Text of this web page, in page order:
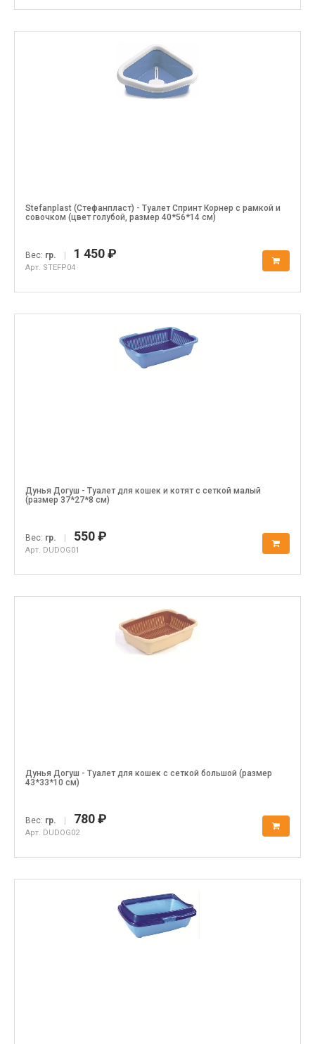
Stefanplast (Стефанпласт) - Туалет Спринт Корнер с рамкой и
совочком (цвет голубой, размер 40*56*14 см)
Вес: гр. | 1 450 ₽
Арт. STEFP04
Дунья Догуш - Туалет для кошек и котят с сеткой малый
(размер 37*27*8 см)
Вес: гр. | 550 ₽
Арт. DUDOG01
Дунья Догуш - Туалет для кошек с сеткой большой (размер
43*33*10 см)
Вес: гр. | 780 ₽
Арт. DUDOG02